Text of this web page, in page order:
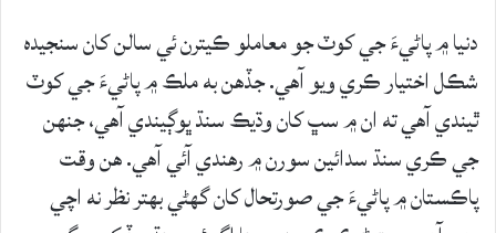
دنيا ۾ پاڻيءَ جي کوٽ جو معاملو ڪيترن ئي سالن کان سنجيده
شڪل اختيار ڪري ويو آهي. جڏهن به ملڪ ۾ پاڻيءَ جي کوٽ
ٿيندي آهي ته ان ۾ سڀ کان وڌيڪ سنڌ ڀوڳيندي آهي، جنهن
جي ڪري سنڌ سدائين سورن ۾ رهندي آئي آهي. هن وقت
پاڪستان ۾ پاڻيءَ جي صورتحال کان گهڻي بهتر نظر نه اچي